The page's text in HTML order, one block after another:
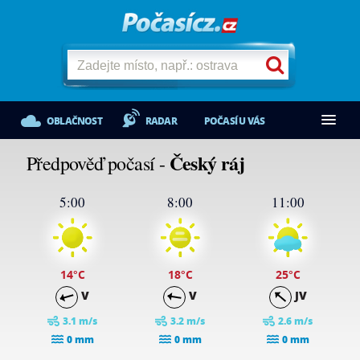
OBLAČNOST RADAR POČASÍ U VÁS
Předpověď počasí - Český ráj
5:00
14°C
V
3.1 m/s
0 mm
8:00
18°C
V
3.2 m/s
0 mm
11:00
25°C
JV
2.6 m/s
0 mm